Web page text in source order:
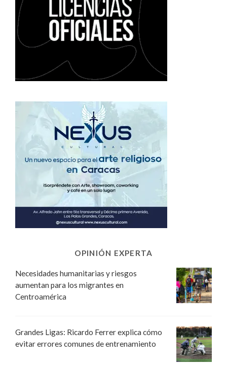
OPINIÓN EXPERTA
Necesidades humanitarias y riesgos
aumentan para los migrantes en
Centroamérica
Grandes Ligas: Ricardo Ferrer explica cómo
evitar errores comunes de entrenamiento